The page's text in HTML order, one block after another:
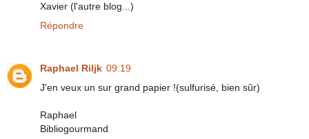
Xavier (l'autre blog...)
Répondre
Raphael Riljk 09:19
J'en veux un sur grand papier !(sulfurisé, bien sûr)
Raphael
Bibliogourmand